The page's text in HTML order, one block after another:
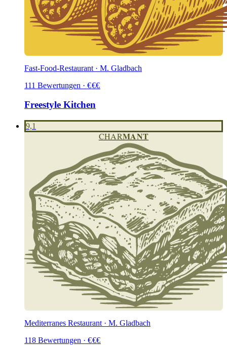
Fast-Food-Restaurant · M. Gladbach
111 Bewertungen · €€€
Freestyle Kitchen
9,1
CHARMANT
Mediterranes Restaurant · M. Gladbach
118 Bewertungen · €€€